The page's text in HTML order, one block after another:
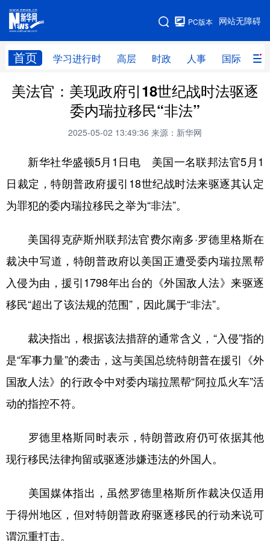
网站无障碍
PC版本
首页 学习进行时 高层 时政 人事 国际 财
网站地图
学习进行时 高层 时政 人事
财经 网评
科技 科创 量子 体育
文化 书画 健康 军事
法律 中央文件 金融 汽车
食品 人居 信息化 数字经济
彩票 娱乐 时尚 悦读
地方频道
北京 天津 河北
辽宁 吉林 上海 江苏
浙江 安徽 福建 江西
美法官：美现政府引18世纪战时法驱逐
委内瑞拉移民“非法”
2025-05-02 13:49:36 来源：新华网
新华社华盛顿5月1日电 美国一名联邦法官5月1
日裁定，特朗普政府援引18世纪战时法来驱逐其认定
为罪犯的委内瑞拉移民之举为“非法”。
美国得克萨斯州联邦法官费尔南多·罗德里格斯在
裁决中写道，特朗普政府以美国正遭受委内瑞拉黑帮
入侵为由，援引1798年出台的《外国敌人法》来驱逐
移民“超出了该法规的范围”，因此属于“非法”。
裁决指出，根据该法措辞的通常含义，“入侵”指的
是“军事力量”的袭击，这与美国总统特朗普在援引《外
国敌人法》的行政令中对委内瑞拉黑帮“阿拉瓜火车”活
动的指控不符。
罗德里格斯同时表示，特朗普政府仍可依据其他
现行移民法律拘留或驱逐涉嫌违法的外国人。
美国媒体指出，虽然罗德里格斯所作裁决仅适用
于得州地区，但对特朗普政府驱逐移民的行动来说可
谓沉重打击。